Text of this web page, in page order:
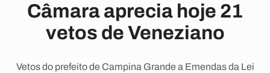
Câmara aprecia hoje 21
vetos de Veneziano
Vetos do prefeito de Campina Grande a Emendas da Lei